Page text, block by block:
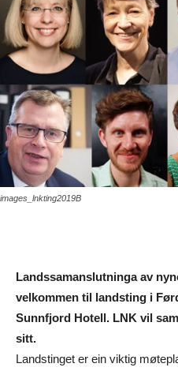
images_lnkting2019B
Landssamanslutninga av
velkommen til landsting i
Sunnfjord Hotell. LNK vil
sitt.
Landstinget er ein viktig